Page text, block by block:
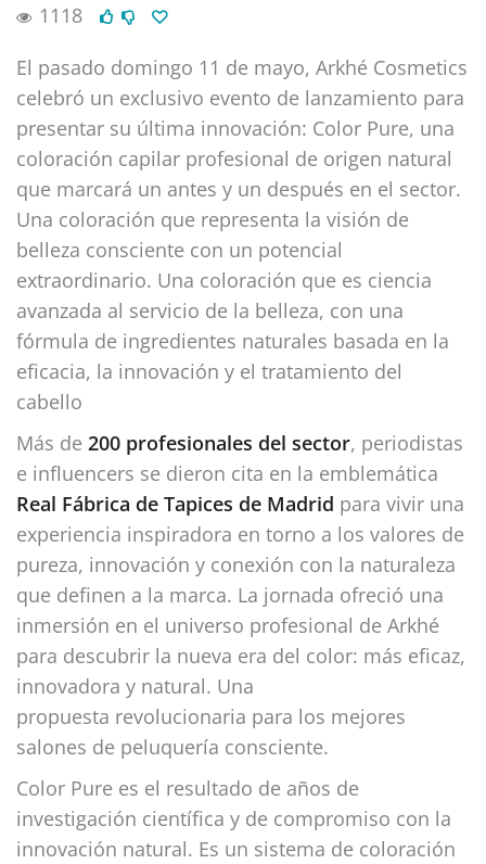
1118
El pasado domingo 11 de mayo, Arkhé Cosmetics
celebró un exclusivo evento de lanzamiento para
presentar su última innovación: Color Pure, una
coloración capilar profesional de origen natural
que marcará un antes y un después en el sector.
Una coloración que representa la visión de
belleza consciente con un potencial
extraordinario. Una coloración que es ciencia
avanzada al servicio de la belleza, con una
fórmula de ingredientes naturales basada en la
eficacia, la innovación y el tratamiento del
cabello
Más de 200 profesionales del sector, periodistas
e influencers se dieron cita en la emblemática
Real Fábrica de Tapices de Madrid para vivir una
experiencia inspiradora en torno a los valores de
pureza, innovación y conexión con la naturaleza
que definen a la marca. La jornada ofreció una
inmersión en el universo profesional de Arkhé
para descubrir la nueva era del color: más eficaz,
innovadora y natural. Una
propuesta revolucionaria para los mejores
salones de peluquería consciente.
Color Pure es el resultado de años de
investigación científica y de compromiso con la
innovación natural. Es un sistema de coloración